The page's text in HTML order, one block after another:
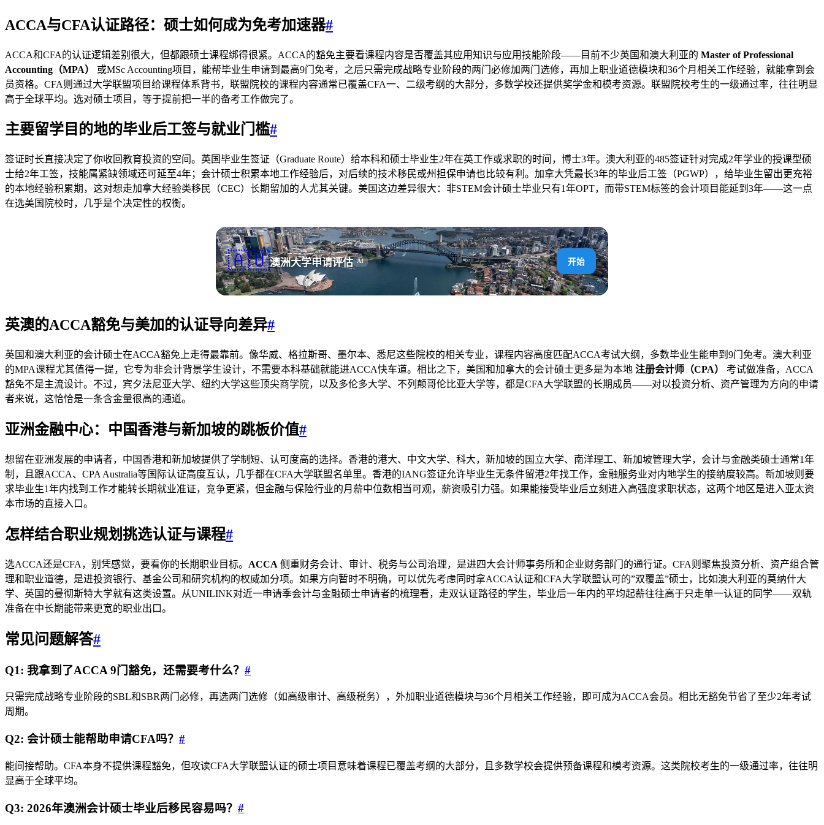
ACCA与CFA认证路径：硕士如何成为免考加速器#
ACCA和CFA的认证逻辑差别很大，但都跟硕士课程绑得很紧。ACCA的豁免主要看课程内容是否覆盖其应用知识与应用技能阶段——目前不少英国和澳大利亚的 Master of Professional
Accounting（MPA）
或MSc Accounting项目，能帮毕业生申请到最高9门免考，之后只需完成战略专业阶段的两门必修加两门选修，再加上职业道德模块和36个月相关工作经验，就能拿到会
员资格。CFA则通过大学联盟项目给课程体系背书，联盟院校的课程内容通常已覆盖CFA一、二级考纲的大部分，多数学校还提供奖学金和模考资源。联盟院校考生的一级通过率，往往明显
高于全球平均。选对硕士项目，等于提前把一半的备考工作做完了。
主要留学目的地的毕业后工签与就业门槛#
签证时长直接决定了你收回教育投资的空间。英国毕业生签证（Graduate Route）给本科和硕士毕业生2年在英工作或求职的时间，博士3年。澳大利亚的485签证针对完成2年学业的授课型硕
士给2年工签，技能属紧缺领域还可延至4年；会计硕士积累本地工作经验后，对后续的技术移民或州担保申请也比较有利。加拿大凭最长3年的毕业后工签（PGWP），给毕业生留出更充裕
的本地经验积累期，这对想走加拿大经验类移民（CEC）长期留加的人尤其关键。美国这边差异很大：非STEM会计硕士毕业只有1年OPT，而带STEM标签的会计项目能延到3年——这一点
在选美国院校时，几乎是个决定性的权衡。
🇦🇺澳洲大学申请评估 AI 开始
英澳的ACCA豁免与美加的认证导向差异#
英国和澳大利亚的会计硕士在ACCA豁免上走得最靠前。像华威、格拉斯哥、墨尔本、悉尼这些院校的相关专业，课程内容高度匹配ACCA考试大纲，多数毕业生能申到9门免考。澳大利亚
的MPA课程尤其值得一提，它专为非会计背景学生设计，不需要本科基础就能进ACCA快车道。相比之下，美国和加拿大的会计硕士更多是为本地 注册会计师（CPA）
考试做准备，ACCA
豁免不是主流设计。不过，宾夕法尼亚大学、纽约大学这些顶尖商学院，以及多伦多大学、不列颠哥伦比亚大学等，都是CFA大学联盟的长期成员——对以投资分析、资产管理为方向的申请
者来说，这恰恰是一条含金量很高的通道。
亚洲金融中心：中国香港与新加坡的跳板价值#
想留在亚洲发展的申请者，中国香港和新加坡提供了学制短、认可度高的选择。香港的港大、中文大学、科大，新加坡的国立大学、南洋理工、新加坡管理大学，会计与金融类硕士通常1年
制，且跟ACCA、CPA Australia等国际认证高度互认，几乎都在CFA大学联盟名单里。香港的IANG签证允许毕业生无条件留港2年找工作，金融服务业对内地学生的接纳度较高。新加坡则要
求毕业生1年内找到工作才能转长期就业准证，竞争更紧，但金融与保险行业的月薪中位数相当可观，薪资吸引力强。如果能接受毕业后立刻进入高强度求职状态，这两个地区是进入亚太资
本市场的直接入口。
怎样结合职业规划挑选认证与课程#
选ACCA还是CFA，别凭感觉，要看你的长期职业目标。 ACCA 侧重财务会计、审计、税务与公司治理，是进四大会计师事务所和企业财务部门的通行证。CFA则聚焦投资分析、资产组合管
理和职业道德，是进投资银行、基金公司和研究机构的权威加分项。如果方向暂时不明确，可以优先考虑同时拿ACCA认证和CFA大学联盟认可的”双覆盖”硕士，比如澳大利亚的莫纳什大
学、英国的曼彻斯特大学就有这类设置。从UNILINK对近一申请季会计与金融硕士申请者的梳理看，走双认证路径的学生，毕业后一年内的平均起薪往往高于只走单一认证的同学——双轨
准备在中长期能带来更宽的职业出口。
常见问题解答#
Q1: 我拿到了ACCA 9门豁免，还需要考什么？ #
只需完成战略专业阶段的SBL和SBR两门必修，再选两门选修（如高级审计、高级税务），外加职业道德模块与36个月相关工作经验，即可成为ACCA会员。相比无豁免节省了至少2年考试
周期。
Q2: 会计硕士能帮助申请CFA吗？ #
能间接帮助。CFA本身不提供课程豁免，但攻读CFA大学联盟认证的硕士项目意味着课程已覆盖考纲的大部分，且多数学校会提供预备课程和模考资源。这类院校考生的一级通过率，往往明
显高于全球平均。
Q3: 2026年澳洲会计硕士毕业后移民容易吗？ #